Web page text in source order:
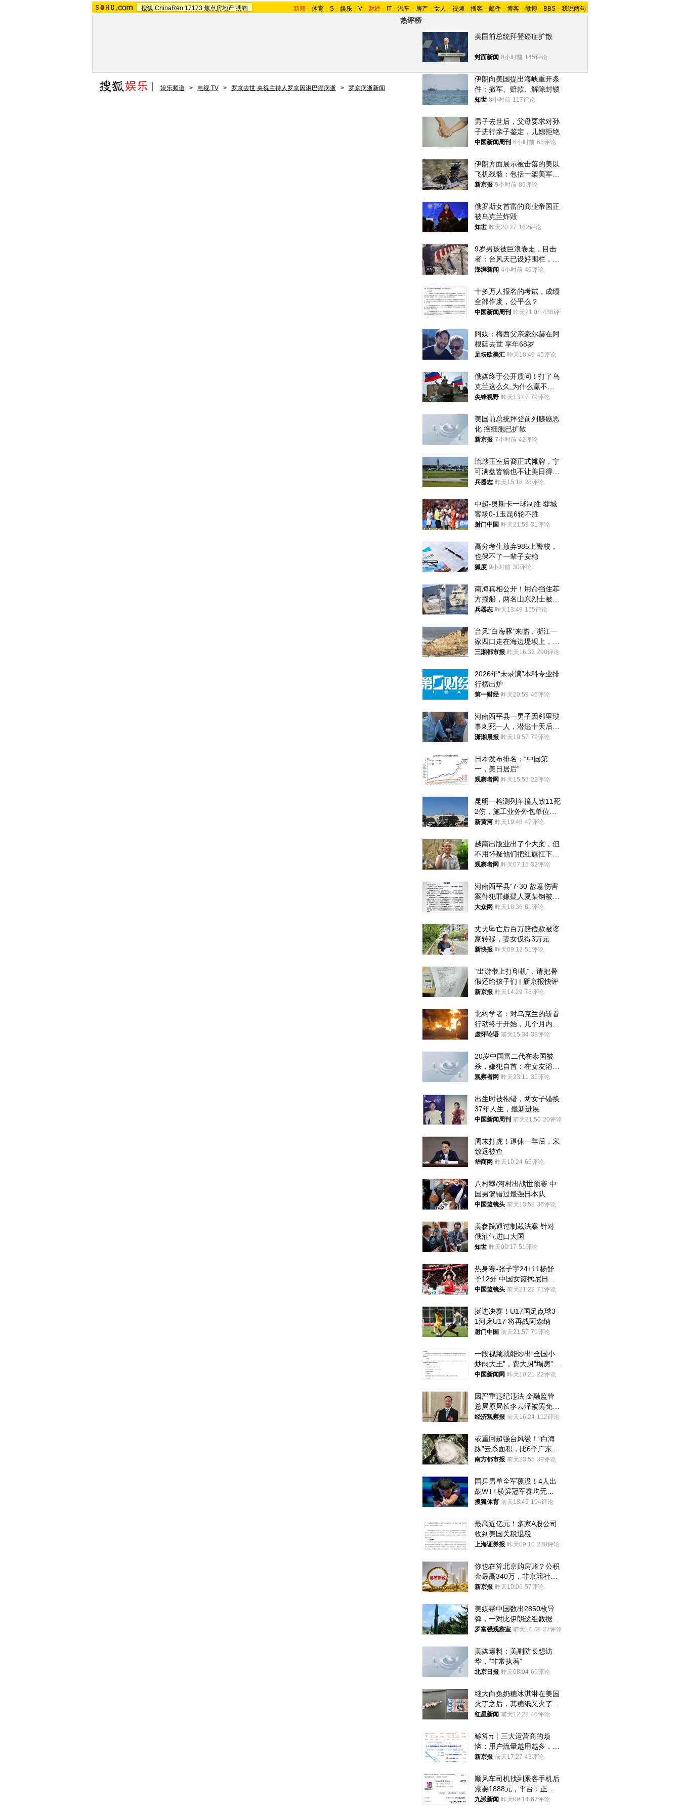
搜狐 ChinaRen 17173 焦点房地产 搜狗 新闻 - 体育 - S - 娱乐 - V - 财经 - IT - 汽车 - 房产 - 女人 - 视频 - 播客 - 邮件 - 博客 - 微博 - BBS - 我说两句
热评榜
美国前总统拜登癌症扩散
封面新闻 8小时前 145评论
伊朗向美国提出海峡重开条
件：撤军、赔款、解除封锁
知世 8小时前 117评论
男子去世后，父母要求对孙
子进行亲子鉴定，儿媳拒绝
中国新闻周刊 6小时前 68评论
伊朗方面展示被击落的美以
飞机残骸：包括一架美军F-
15战斗机残骸以及多架无人
新京报 9小时前 85评论
俄罗斯女首富的商业帝国正
被乌克兰炸毁
知世 昨天20:27 162评论
9岁男孩被巨浪卷走，目击
者：台风天已设好围栏，一
家四口翻入时保安曾喊话劝
澎湃新闻 4小时前 49评论
十多万人报名的考试，成绩
全部作废，公平么？
中国新闻周刊 昨天21:08 438评论
阿媒：梅西父亲豪尔赫在阿
根廷去世 享年68岁
足坛欧美汇 昨天18:49 45评论
俄媒终于公开质问！打了乌
克兰这么久,为什么赢不了?
答案令人沉默
尖锋视野 昨天13:47 79评论
美国前总统拜登前列腺癌恶
化 癌细胞已扩散
新京报 7小时前 42评论
琉球王室后裔正式摊牌，宁
可满盘皆输也不让美日得
逞，中国成关键
兵器志 昨天15:18 28评论
中超-奥斯卡一球制胜 蓉城
客场0-1玉昆6轮不胜
射门中国 昨天21:59 31评论
高分考生放弃985上警校，
也保不了一辈子安稳
狐度 9小时前 30评论
南海真相公开！用命挡住菲
方撞船，两名山东烈士被授
武警最高荣誉
兵器志 昨天13:49 155评论
台风“白海豚”来临，浙江一
家四口走在海边堤坝上，其
中9岁男孩被巨浪卷入海
三湘都市报 昨天16:32 290评论
2026年“未录满”本科专业排
行榜出炉
第一财经 昨天20:59 46评论
河南西平县一男子因邻里琐
事刺死一人，潜逃十天后在
十多公里外一片玉米地里落
潇湘晨报 昨天19:57 79评论
日本发布排名：“中国第
一，美日居后”
观察者网 昨天15:53 22评论
昆明一检测列车撞人致11死
2伤，施工业务外包单位被
罚1.5万元，国铁昆明局被
新黄河 昨天19:46 47评论
越南出版业出了个大案，但
不用怀疑他们把红旗扛下去
的决心
观察者网 昨天07:15 32评论
河南西平县“7·30”故意伤害
案件犯罪嫌疑人夏某钢被抓
获
大众网 昨天18:36 81评论
丈夫坠亡后百万赔偿款被婆
家转移，妻女仅得3万元
新快报 昨天09:12 51评论
“出游带上打印机”，请把暑
假还给孩子们 | 新京报快评
新京报 昨天14:29 78评论
北约学者：对乌克兰的斩首
行动终于开始，几个月内乌
将投降
虚怀论语 前天15:34 38评论
20岁中国富二代在泰国被
杀，嫌犯自首：在女友浴室
看到他
观察者网 昨天23:11 35评论
出生时被抱错，两女子错换
37年人生，最新进展
中国新闻周刊 前天21:50 20评论
周末打虎！退休一年后，宋
致远被查
华商网 昨天10:24 65评论
八村塁/河村出战世预赛 中
国男篮错过最强日本队
中国篮镜头 前天13:58 36评论
美参院通过制裁法案 针对
俄油气进口大国
知世 昨天09:17 51评论
热身赛-张子宇24+11杨舒
予12分 中国女篮擒尼日利
亚
中国篮镜头 前天21:22 71评论
挺进决赛！U17国足点球3-
1河床U17 将再战阿森纳
射门中国 前天21:57 70评论
一段视频就能炒出“全国小
炒肉大王”，费大厨“塌房”了
吗？
中国新闻网 昨天10:21 22评论
因严重违纪违法 金融监管
总局原局长李云泽被罢免全
国人大代表
经济观察报 前天16:24 112评论
或重回超强台风级！“白海
豚”云系面积，比6个广东还
大！深圳官方：注意这件事
南方都市报 前天23:55 39评论
国乒男单全军覆没！4人出
战WTT横滨冠军赛均无缘
八强
搜狐体育 前天18:45 104评论
最高近亿元！多家A股公司
收到美国关税退税
上海证券报 昨天09:10 238评论
你也在算北京购房账？公积
金最高340万，非京籍社保
1年
新京报 昨天10:06 57评论
美媒帮中国数出2850枚导
弹，一对比伊朗这组数据，
发现出大事了
罗富强观察室 前天14:48 27评论
美媒爆料：美副防长想访
华，“非常执着”
北京日报 昨天08:04 60评论
继大白兔奶糖冰淇淋在美国
火了之后，其糖纸又火了！
海外博主盛赞：平面设计经
红星新闻 前天12:28 40评论
鲸算π丨三大运营商的烦
恼：用户流量越用越多，收
入却越来越少
新京报 前天17:27 43评论
顺风车司机找到乘客手机后
索要1888元，平台：正和
司机沟通协商
九派新闻 昨天09:14 67评论
娱乐频道 > 电视 TV > 罗京去世 央视主持人罗京因淋巴癌病逝 > 罗京病逝新闻